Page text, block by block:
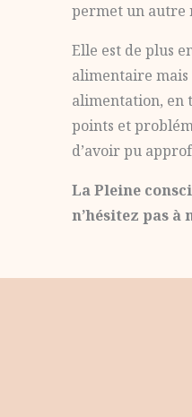
permet un autre
Elle est de plus
alimentaire
alimentation, en
points et
d’avoir pu
La Pleine
n’hésitez pas